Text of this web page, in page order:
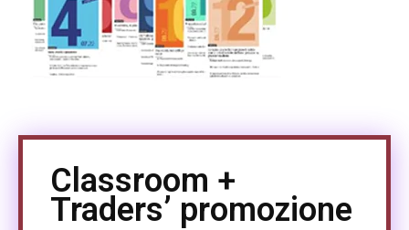
Classroom +
Traders’ promozione